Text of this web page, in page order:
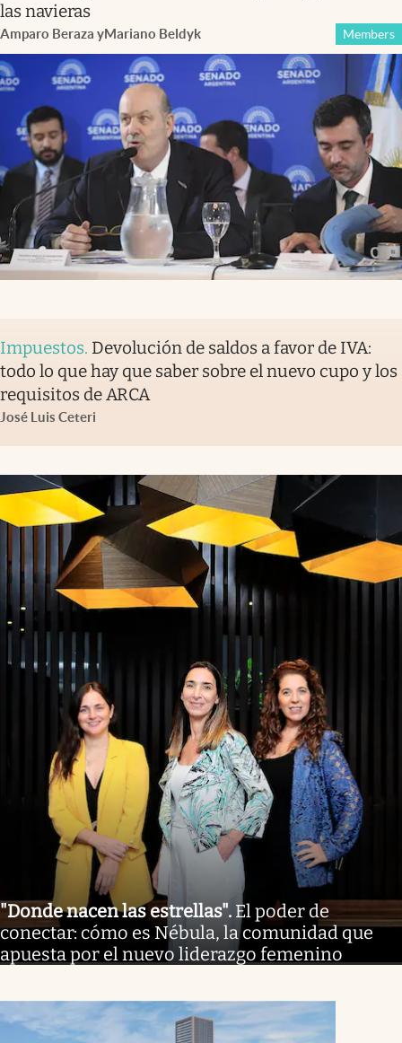
las navieras
Amparo Beraza yMariano Beldyk Members
Impuestos. Devolución de saldos a favor de IVA:
todo lo que hay que saber sobre el nuevo cupo y los
requisitos de ARCA
José Luis Ceteri
"Donde nacen las estrellas". El poder de
conectar: cómo es Nébula, la comunidad que
apuesta por el nuevo liderazgo femenino